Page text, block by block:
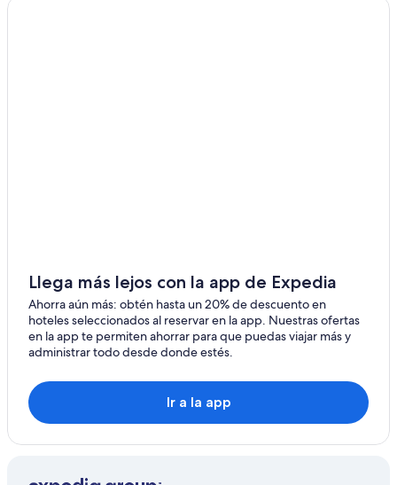
Llega más lejos con la app de Expedia
Ahorra aún más: obtén hasta un 20% de descuento en
hoteles seleccionados al reservar en la app. Nuestras ofertas
en la app te permiten ahorrar para que puedas viajar más y
administrar todo desde donde estés.
Ir a la app